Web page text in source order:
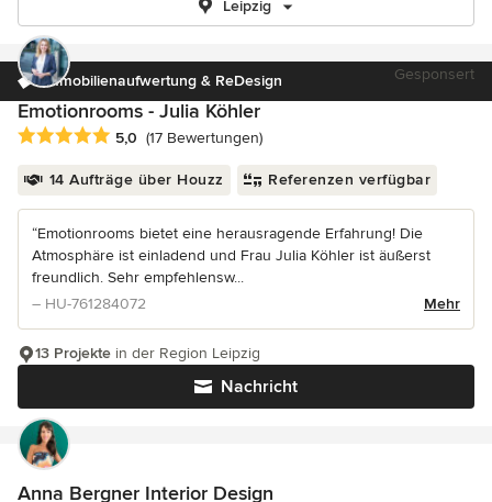
Leipzig
Immobilienaufwertung & ReDesign Gesponsert
Emotionrooms - Julia Köhler
Durchschnittliche Bewertung: 5 von 5 Sternen
5,0 (17 Bewertungen)
14 Aufträge über Houzz Referenzen verfügbar
“Emotionrooms bietet eine herausragende Erfahrung! Die
Atmosphäre ist einladend und Frau Julia Köhler ist äußerst
freundlich. Sehr empfehlensw...
– HU-761284072
Mehr
Nachricht
13 Projekte in der Region Leipzig
Anna Bergner Interior Design